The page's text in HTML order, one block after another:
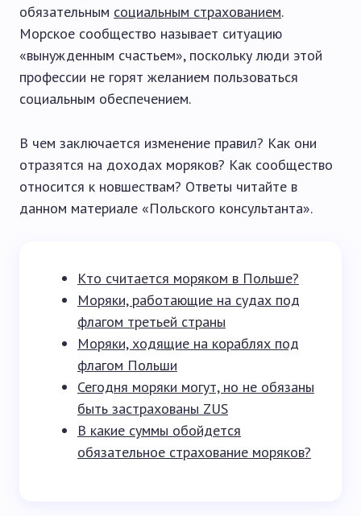
обязательным социальным страхованием.
Морское сообщество называет ситуацию
«вынужденным счастьем», поскольку люди этой
профессии не горят желанием пользоваться
социальным обеспечением.
В чем заключается изменение правил? Как они
отразятся на доходах моряков? Как сообщество
относится к новшествам? Ответы читайте в
данном материале «Польского консультанта».
Кто считается моряком в Польше?
Моряки, работающие на судах под
флагом третьей страны
Моряки, ходящие на кораблях под
флагом Польши
Сегодня моряки могут, но не обязаны
быть застрахованы ZUS
В какие суммы обойдется
обязательное страхование моряков?